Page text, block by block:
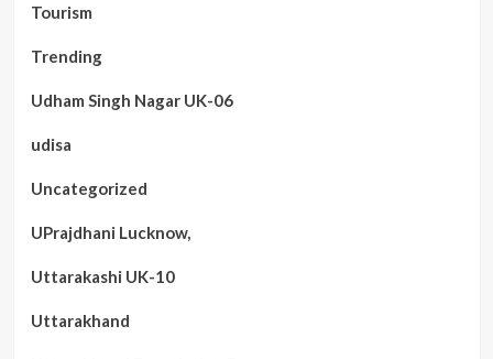
Tourism
Trending
Udham Singh Nagar UK-06
udisa
Uncategorized
UPrajdhani Lucknow,
Uttarakashi UK-10
Uttarakhand